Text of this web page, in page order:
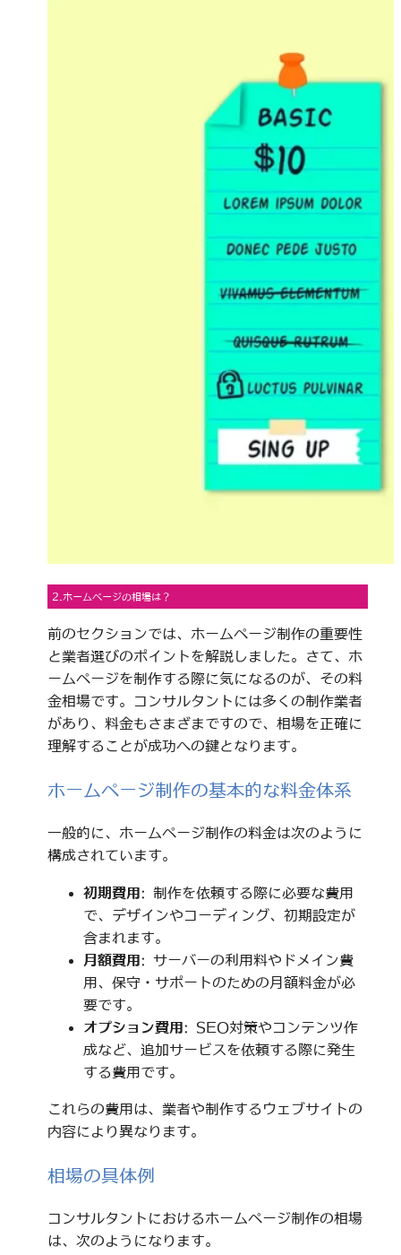
2.ホームページの相場は？
前のセクションでは、ホームページ制作の重要性
と業者選びのポイントを解説しました。さて、ホ
ームページを制作する際に気になるのが、その料
金相場です。コンサルタントには多くの制作業者
があり、料金もさまざまですので、相場を正確に
理解することが成功への鍵となります。
ホームページ制作の基本的な料金体系
一般的に、ホームページ制作の料金は次のように
構成されています。
初期費用: 制作を依頼する際に必要な費用
で、デザインやコーディング、初期設定が
含まれます。
月額費用: サーバーの利用料やドメイン費
用、保守・サポートのための月額料金が必
要です。
オプション費用: SEO対策やコンテンツ作
成など、追加サービスを依頼する際に発生
する費用です。
これらの費用は、業者や制作するウェブサイトの
内容により異なります。
相場の具体例
コンサルタントにおけるホームページ制作の相場
は、次のようになります。